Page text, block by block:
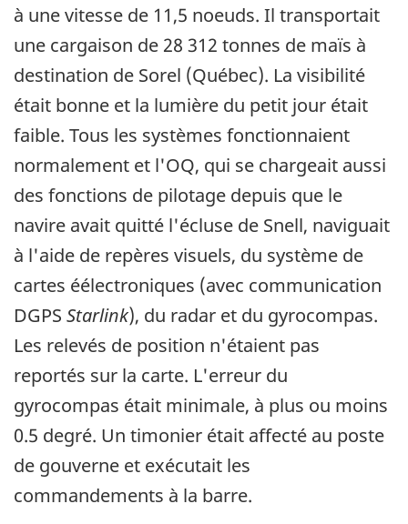
à une vitesse de 11,5 noeuds. Il transportait
une cargaison de 28 312 tonnes de maïs à
destination de Sorel (Québec). La visibilité
était bonne et la lumière du petit jour était
faible. Tous les systèmes fonctionnaient
normalement et l'OQ, qui se chargeait aussi
des fonctions de pilotage depuis que le
navire avait quitté l'écluse de Snell, naviguait
à l'aide de repères visuels, du système de
cartes éélectroniques (avec communication
DGPS Starlink), du radar et du gyrocompas.
Les relevés de position n'étaient pas
reportés sur la carte. L'erreur du
gyrocompas était minimale, à plus ou moins
0.5 degré. Un timonier était affecté au poste
de gouverne et exécutait les
commandements à la barre.